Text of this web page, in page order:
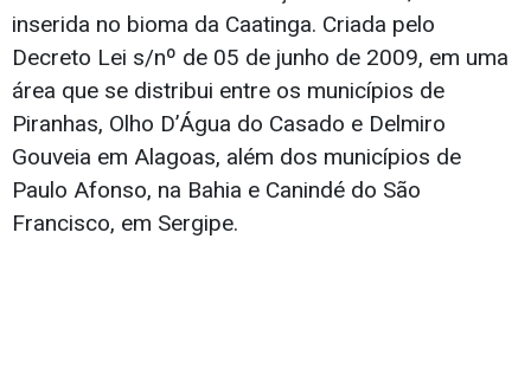
inserida no bioma da Caatinga. Criada pelo
Decreto Lei s/nº de 05 de junho de 2009, em uma
área que se distribui entre os municípios de
Piranhas, Olho D’Água do Casado e Delmiro
Gouveia em Alagoas, além dos municípios de
Paulo Afonso, na Bahia e Canindé do São
Francisco, em Sergipe.